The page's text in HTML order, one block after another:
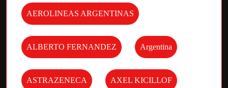
AEROLINEAS ARGENTINAS
ALBERTO FERNANDEZ Argentina
ASTRAZENECA AXEL KICILLOF